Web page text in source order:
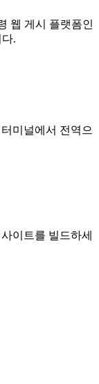
웹 게시 플랫폼인
.
미널에서 전역으
이트를 빌드하세